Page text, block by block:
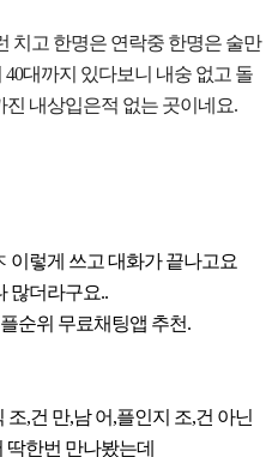
치고 한명은 연락중 한명은 술만
대까지 있다보니 내숭 없고 돌
내상입은적 없는 곳이네요.
이렇게 쓰고 대화가 끝나고요
많더라구요..
순위 무료채팅앱 추천.
,건 만,남 어,플인지 조,건 아닌
한번 만나봤는데